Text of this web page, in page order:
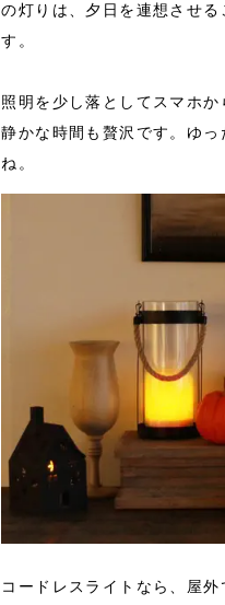
の灯りは、夕日を連想させ
す。
照明を少し落としてスマホ
静かな時間も贅沢です。ゆ
ね。
コードレスライトなら、屋